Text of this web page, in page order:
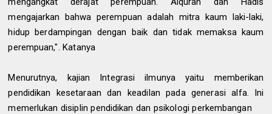
mengajarkan bahwa perempuan adalah mitra kaum laki-laki,
hidup berdampingan dengan baik dan tidak memaksa kaum
perempuan,". Katanya
Menurutnya, kajian Integrasi ilmunya yaitu memberikan
pendidikan kesetaraan dan keadilan pada generasi alfa. Ini
memerlukan disiplin pendidikan dan psikologi perkembangan